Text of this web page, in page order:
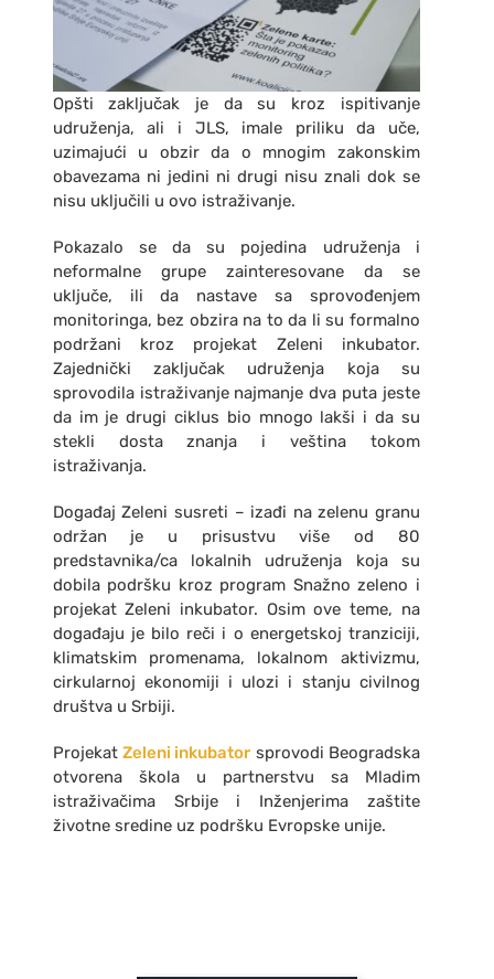
Opšti zaključak je da su kroz ispitivanje
udruženja, ali i JLS, imale priliku da uče,
uzimajući u obzir da o mnogim zakonskim
obavezama ni jedini ni drugi nisu znali dok se
nisu uključili u ovo istraživanje.
Pokazalo se da su pojedina udruženja i
neformalne grupe zainteresovane da se
uključe, ili da nastave sa sprovođenjem
monitoringa, bez obzira na to da li su formalno
podržani kroz projekat Zeleni inkubator.
Zajednički zaključak udruženja koja su
sprovodila istraživanje najmanje dva puta jeste
da im je drugi ciklus bio mnogo lakši i da su
stekli dosta znanja i veština tokom
istraživanja.
Događaj Zeleni susreti – izađi na zelenu granu
održan je u prisustvu više od 80
predstavnika/ca lokalnih udruženja koja su
dobila podršku kroz program Snažno zeleno i
projekat Zeleni inkubator. Osim ove teme, na
događaju je bilo reči i o energetskoj tranziciji,
klimatskim promenama, lokalnom aktivizmu,
cirkularnoj ekonomiji i ulozi i stanju civilnog
društva u Srbiji.
ProjekatZeleni inkubator sprovodi Beogradska
otvorena škola u partnerstvu sa Mladim
istraživačima Srbije i Inženjerima zaštite
životne sredine uz podršku Evropske unije.